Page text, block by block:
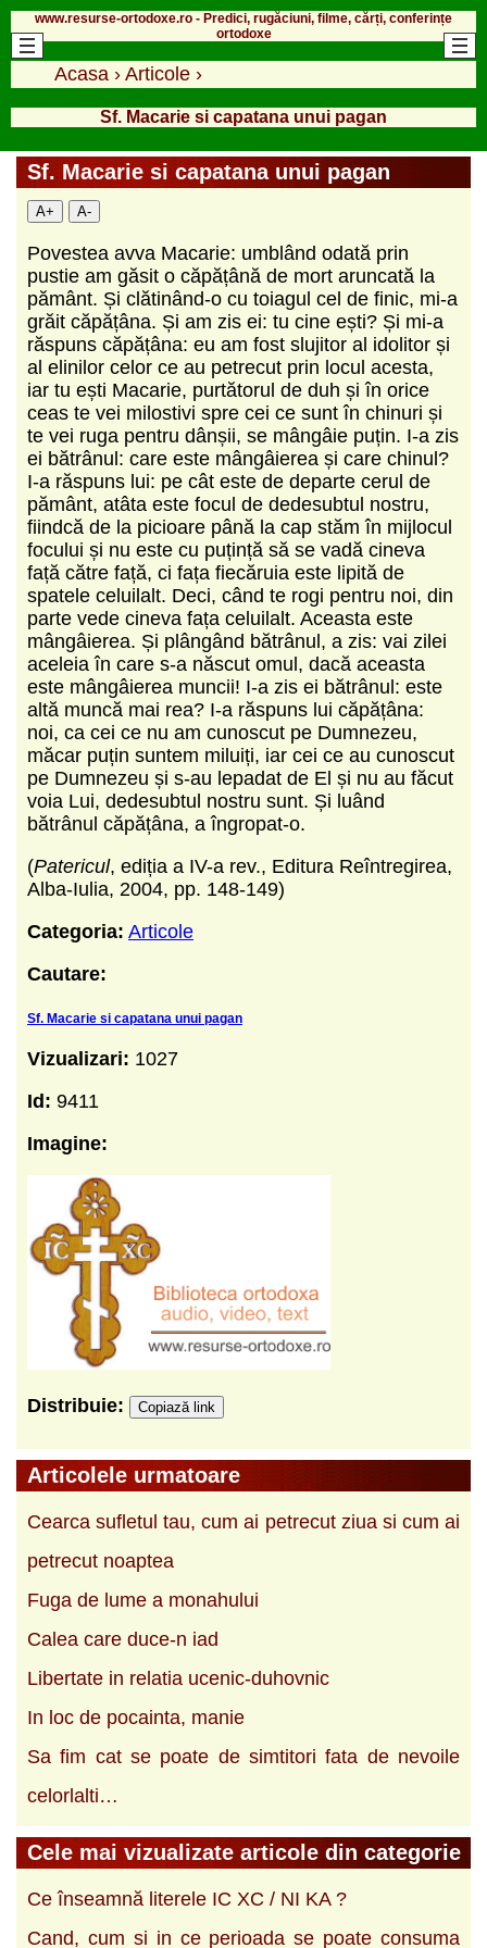
www.resurse-ortodoxe.ro - Predici, rugăciuni, filme, cărți, conferințe
ortodoxe
Acasa › Articole ›
Sf. Macarie si capatana unui pagan
Sf. Macarie si capatana unui pagan
A+ A-
Povestea avva Macarie: umblând odată prin
pustie am găsit o căpățână de mort aruncată la
pământ. Și clătinând-o cu toiagul cel de finic, mi-a
grăit căpățâna. Și am zis ei: tu cine ești? Și mi-a
răspuns căpățâna: eu am fost slujitor al idolitor și
al elinilor celor ce au petrecut prin locul acesta,
iar tu ești Macarie, purtătorul de duh și în orice
ceas te vei milostivi spre cei ce sunt în chinuri și
te vei ruga pentru dânșii, se mângâie puțin. I-a zis
ei bătrânul: care este mângâierea și care chinul?
I-a răspuns lui: pe cât este de departe cerul de
pământ, atâta este focul de dedesubtul nostru,
fiindcă de la picioare până la cap stăm în mijlocul
focului și nu este cu puțință să se vadă cineva
față către față, ci fața fiecăruia este lipită de
spatele celuilalt. Deci, când te rogi pentru noi, din
parte vede cineva fața celuilalt. Aceasta este
mângâierea. Și plângând bătrânul, a zis: vai zilei
aceleia în care s-a născut omul, dacă aceasta
este mângâierea muncii! I-a zis ei bătrânul: este
altă muncă mai rea? I-a răspuns lui căpățâna:
noi, ca cei ce nu am cunoscut pe Dumnezeu,
măcar puțin suntem miluiți, iar cei ce au cunoscut
pe Dumnezeu și s-au lepadat de El și nu au făcut
voia Lui, dedesubtul nostru sunt. Și luând
bătrânul căpățâna, a îngropat-o.
(Patericul, ediția a IV-a rev., Editura Reîntregirea,
Alba-Iulia, 2004, pp. 148-149)
Categoria: Articole
Cautare:
Sf. Macarie si capatana unui pagan
Vizualizari: 1027
Id: 9411
Imagine:
Distribuie: Copiază link
Articolele urmatoare
Cearca sufletul tau, cum ai petrecut ziua si cum ai
petrecut noaptea
Fuga de lume a monahului
Calea care duce-n iad
Libertate in relatia ucenic-duhovnic
In loc de pocainta, manie
Sa fim cat se poate de simtitori fata de nevoile
celorlalti…
Cele mai vizualizate articole din categorie
Ce înseamnă literele IC XC / NI KA ?
Cand, cum si in ce perioada se poate consuma